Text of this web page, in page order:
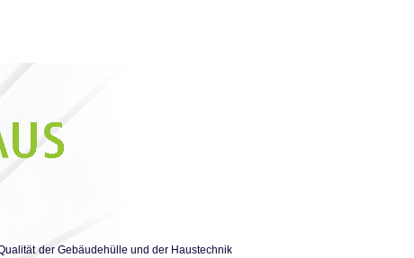
der Gebäudehülle und der Haustechnik